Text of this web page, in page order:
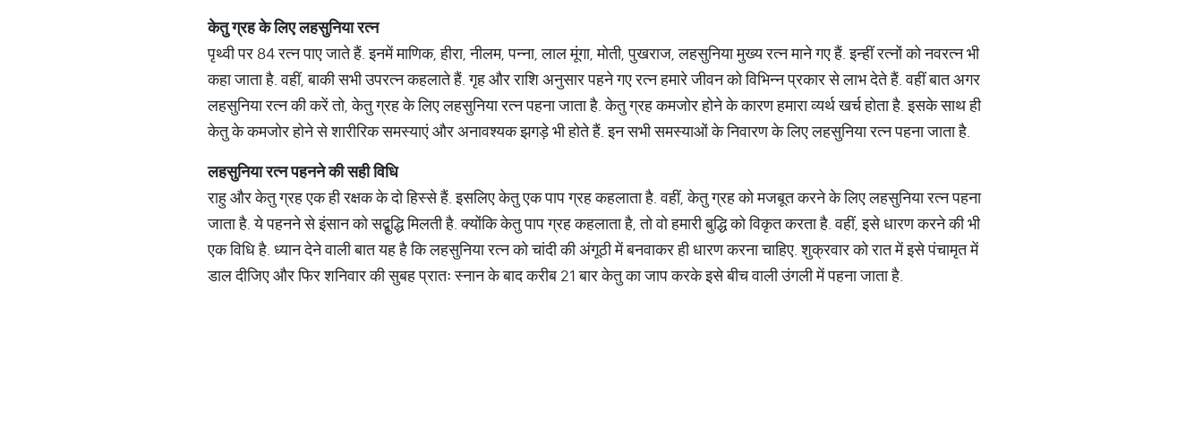
केतुग्रहकेलिएलहसुनियारत्न
पृथ्वी पर 84 रत्न पाए जाते हैं. इनमें माणिक, हीरा, नीलम, पन्ना, लाल मूंगा, मोती, पुखराज, लहसुनिया मुख्य रत्न माने गए हैं. इन्हीं रत्नों को नवरत्न भी
कहा जाता है. वहीं, बाकी सभी उपरत्न कहलाते हैं. गृह और राशि अनुसार पहने गए रत्न हमारे जीवन को विभिन्न प्रकार से लाभ देते हैं. वहीं बात अगर
लहसुनिया रत्न की करें तो, केतु ग्रह के लिए लहसुनिया रत्न पहना जाता है. केतु ग्रह कमजोर होने के कारण हमारा व्यर्थ खर्च होता है. इसके साथ ही
केतु के कमजोर होने से शारीरिक समस्याएं और अनावश्यक झगड़े भी होते हैं. इन सभी समस्याओं के निवारण के लिए लहसुनिया रत्न पहना जाता है.
लहसुनियारत्नपहननेकीसहीविधि
राहु और केतु ग्रह एक ही रक्षक के दो हिस्से हैं. इसलिए केतु एक पाप ग्रह कहलाता है. वहीं, केतु ग्रह को मजबूत करने के लिए लहसुनिया रत्न पहना
जाता है. ये पहनने से इंसान को सद्बुद्धि मिलती है. क्योंकि केतु पाप ग्रह कहलाता है, तो वो हमारी बुद्धि को विकृत करता है. वहीं, इसे धारण करने की भी
एक विधि है. ध्यान देने वाली बात यह है कि लहसुनिया रत्न को चांदी की अंगूठी में बनवाकर ही धारण करना चाहिए. शुक्रवार को रात में इसे पंचामृत में
डाल दीजिए और फिर शनिवार की सुबह प्रातः स्नान के बाद करीब 21 बार केतु का जाप करके इसे बीच वाली उंगली में पहना जाता है.